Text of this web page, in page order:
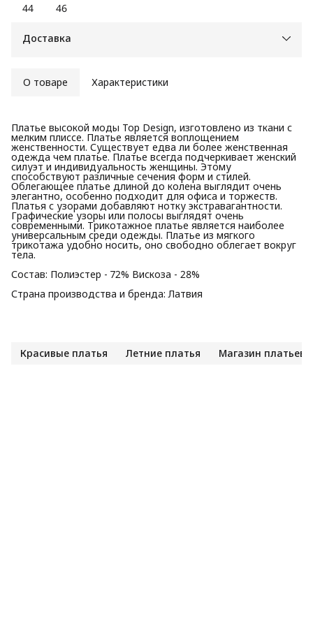
44
46
Доставка
О товаре Характеристики
Платье высокой моды Top Design, изготовлено из ткани с
мелким плиссе. Платье является воплощением
женственности. Существует едва ли более женственная
одежда чем платье. Платье всегда подчеркивает женский
силуэт и индивидуальность женщины. Этому
способствуют различные сечения форм и стилей.
Облегающее платье длиной до колена выглядит очень
элегантно, особенно подходит для офиса и торжеств.
Платья с узорами добавляют нотку экстравагантности.
Графические узоры или полосы выглядят очень
современными. Трикотажное платье является наиболее
универсальным среди одежды. Платье из мягкого
трикотажа удобно носить, оно свободно облегает вокруг
тела.
Состав: Полиэстер - 72% Вискоза - 28%
Страна производства и бренда: Латвия
Красивые платья Летние платья Магазин платьев